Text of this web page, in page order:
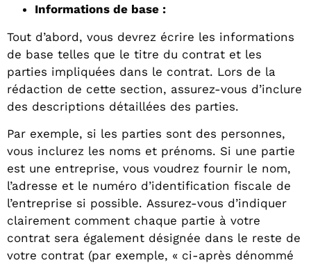
Informations de base :
Tout d’abord, vous devrez écrire les informations
de base telles que le titre du contrat et les
parties impliquées dans le contrat. Lors de la
rédaction de cette section, assurez-vous d’inclure
des descriptions détaillées des parties.
Par exemple, si les parties sont des personnes,
vous inclurez les noms et prénoms. Si une partie
est une entreprise, vous voudrez fournir le nom,
l’adresse et le numéro d’identification fiscale de
l’entreprise si possible. Assurez-vous d’indiquer
clairement comment chaque partie à votre
contrat sera également désignée dans le reste de
votre contrat (par exemple, « ci-après dénommé